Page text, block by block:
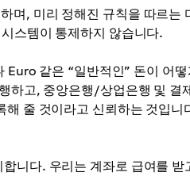
며, 미리 정해진 규칙을 따르
스템이 통제하지 않습니다.
Euro 같은 “일반적인” 돈이 어
하고, 중앙은행/상업은행 및
해 줄 것이라고 신뢰하는 것입
니다. 우리는 계좌로 급여를